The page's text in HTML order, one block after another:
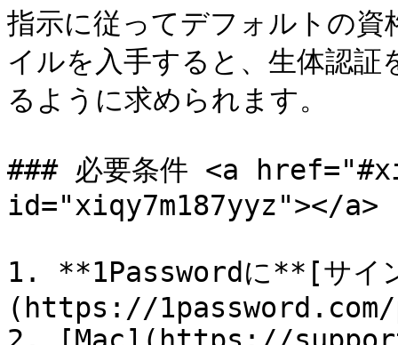
指示に従ってデフォルトの
イルを入手すると、生体認
るように求められます。
### 必要条件 <a
id="xiqy7m187yyz"></a>
1. **1Passwordに**[サイ
(https://